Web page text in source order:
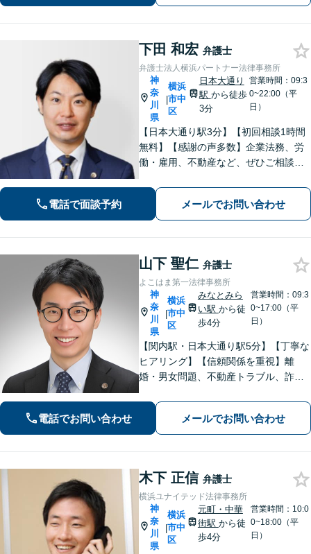
さい。おひとりで悩みを抱えず、まず
はご相談を！
下田 和宏 弁護士
弁護士法人横浜パートナー法律事務所
神
奈
川
県
|
横浜
市中
区
日本大通り
駅 から徒歩
3分
営業時間：09:3
0~22:00（平
日）
【日本大通り駅3分】【初回相談1時間
無料】【感謝の声多数】企業法務、労
働・雇用、不動産など、ぜひご相談く
ーガルサービスの提供を心がけており
ます。お困りの場合は、ぜひご相談く
ださい。【休日・夜間面談可】【電話
相談可】
電話で面談予約 メールでお問い合わせ
山下 聖仁 弁護士
よこはま第一法律事務所
神
奈
川
県
|
横浜
市中
区
みなとみら
い駅 から徒
歩4分
営業時間：09:3
0~17:00（平
日）
【関内駅・日本大通り駅5分】【丁寧な
ヒアリング】【信頼関係を重視】離
婚・男女問題、不動産トラブル、詐
います。ご依頼者が抱えている不安や
悩みにしっかり寄り添い、最善の解決
策を一緒に考えていきます。ぜひご相
談ください。
電話でお問い合わせ メールでお問い合わせ
木下 正信 弁護士
横浜ユナイテッド法律事務所
神
奈
川
県
|
横浜
市中
区
元町・中華
街駅 から徒
歩4分
営業時間：10:0
0~18:00（平
日）